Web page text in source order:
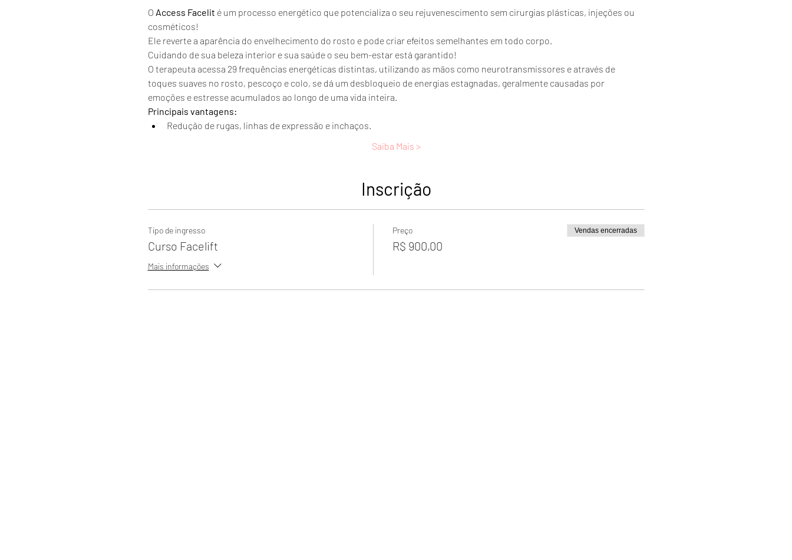
O Access Facelit é um processo energético que potencializa o seu rejuvenescimento sem cirurgias plásticas, injeções ou
cosméticos!
Ele reverte a aparência do envelhecimento do rosto e pode criar efeitos semelhantes em todo corpo.
Cuidando de sua beleza interior e sua saúde o seu bem-estar está garantido!
O terapeuta acessa 29 frequências energéticas distintas, utilizando as mãos como neurotransmissores e através de
toques suaves no rosto, pescoço e colo, se dá um desbloqueio de energias estagnadas, geralmente causadas por
emoções e estresse acumulados ao longo de uma vida inteira.
Principais vantagens:
Redução de rugas, linhas de expressão e inchaços.
Saiba Mais >
Inscrição
Tipo de ingresso
Curso Facelift
Mais informações
Preço
R$ 900,00
Vendas encerradas